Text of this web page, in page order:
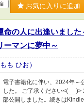
お気に入りに追加
命の人に出逢いました
ーマンに夢中～
も ひお）
電子書籍化に伴い、2024年～
した。 ご了承ください<(_
部公開しました。続きは